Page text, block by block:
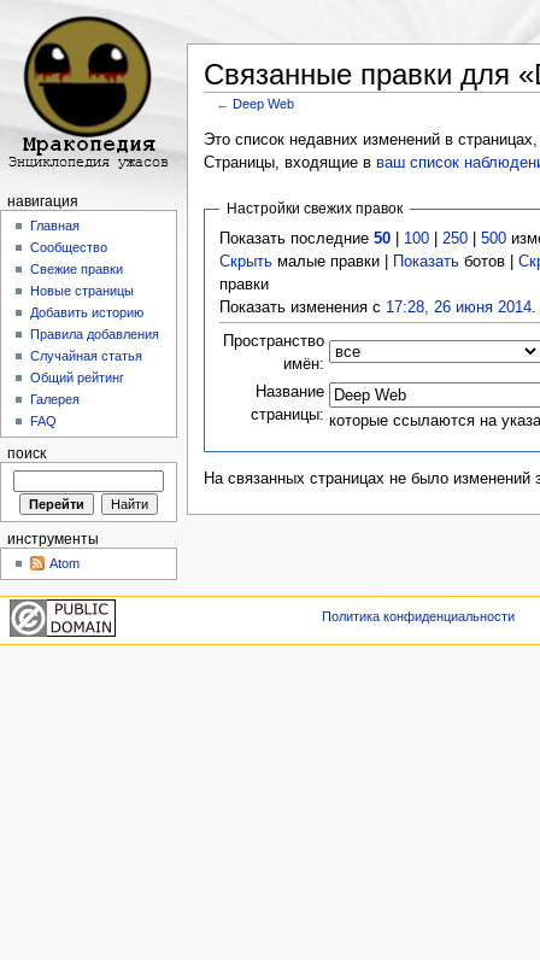
Связанные правки для
←Deep Web
Это список недавних изменений в
Страницы, входящие в ваш список
Настройки свежих правок
Показать последние50 100 250 |500
Скрыть малые правки | Показать ботов |
правки
Показать изменения с 17:28, 26 июня 2014
Пространство
имён:
Название
страницы: которые ссылаются на
На связанных страницах не было изменений
навигация
Главная
Сообщество
Свежие правки
Новые страницы
Добавить историю
Правила добавления
Случайная статья
Общий рейтинг
Галерея
FAQ
поиск
инструменты
Atom
Политика конфиденциальности